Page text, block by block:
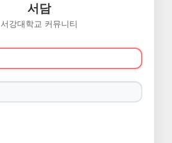
서담
서강대학교 커뮤니티